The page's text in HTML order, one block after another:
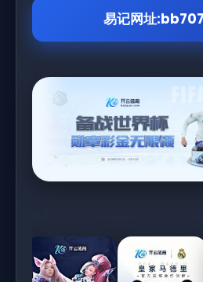
易记网址